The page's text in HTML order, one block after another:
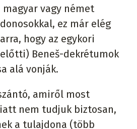
vagy német
ez már elég
hogy az egykori
Beneš-dekrétumok
alá vonják.
amiről most
nem tudjuk biztosan,
a tulajdona (több